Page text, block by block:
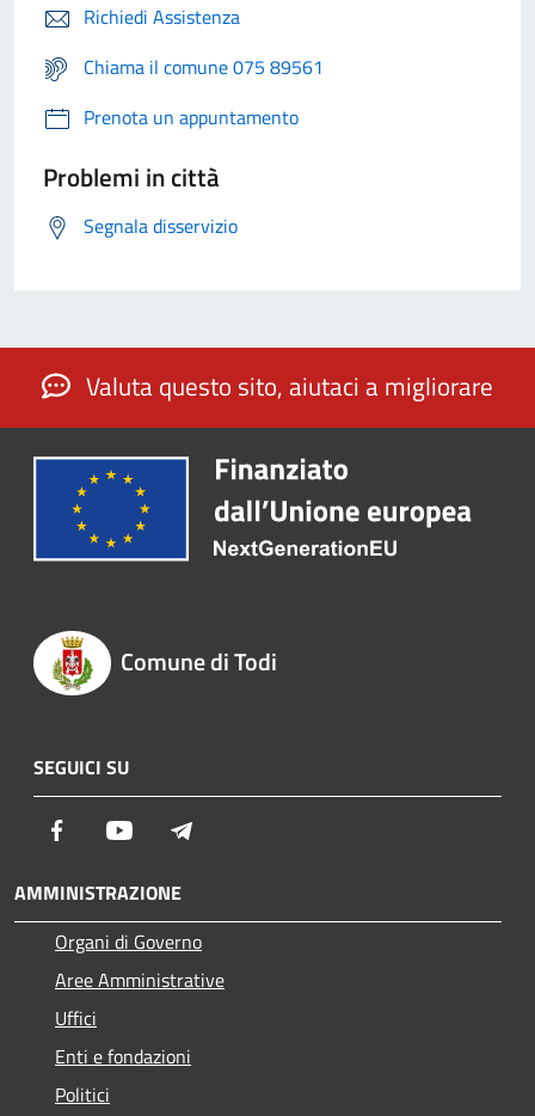
Richiedi Assistenza
Chiama il comune 075 89561
Prenota un appuntamento
Problemi in città
Segnala disservizio
Valuta questo sito, aiutaci a migliorare
Comune di Todi
SEGUICI SU
Facebook Youtube
AMMINISTRAZIONE
Organi di Governo
Aree Amministrative
Uffici
Enti e fondazioni
Politici